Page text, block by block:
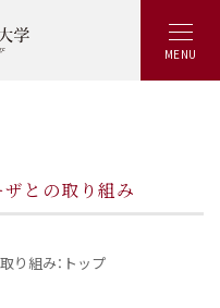
MENU
との取り組み
り組み：トップ